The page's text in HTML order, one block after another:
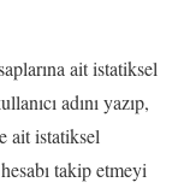
ait istatiksel
adını yazıp,
ait istatiksel
takip etmeyi